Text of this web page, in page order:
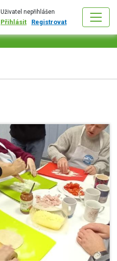
Uživatel nepřihlášen
Přihlásit Registrovat